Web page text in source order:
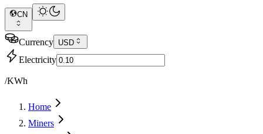
CN
Currency USD
Electricity
/KWh
Home
Miners